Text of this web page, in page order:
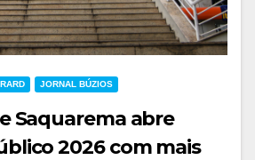
JORNAL BÚZIOS
Saquarema abre
2026 com mais